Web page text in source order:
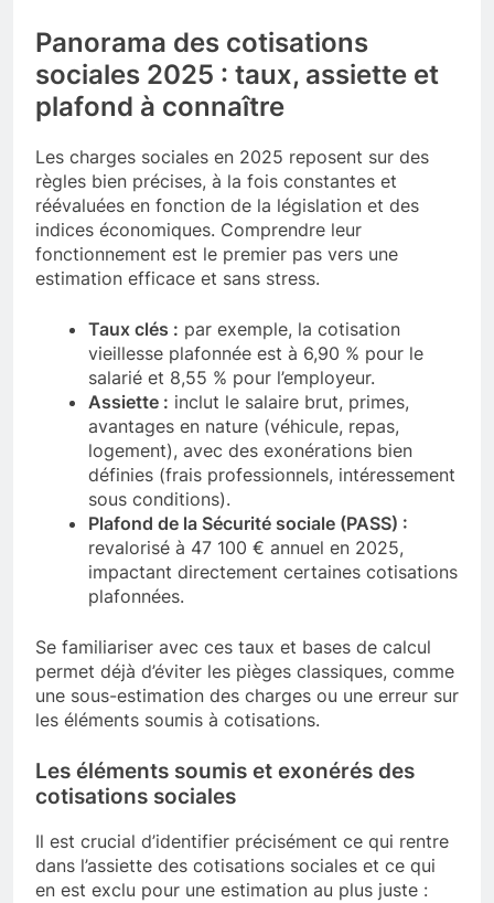
Panorama des cotisations
sociales 2025 : taux, assiette et
plafond à connaître
Les charges sociales en 2025 reposent sur des
règles bien précises, à la fois constantes et
réévaluées en fonction de la législation et des
indices économiques. Comprendre leur
fonctionnement est le premier pas vers une
estimation efficace et sans stress.
Taux clés : par exemple, la cotisation
vieillesse plafonnée est à 6,90 % pour le
salarié et 8,55 % pour l’employeur.
Assiette : inclut le salaire brut, primes,
avantages en nature (véhicule, repas,
logement), avec des exonérations bien
définies (frais professionnels, intéressement
sous conditions).
Plafond de la Sécurité sociale (PASS) :
revalorisé à 47 100 € annuel en 2025,
impactant directement certaines cotisations
plafonnées.
Se familiariser avec ces taux et bases de calcul
permet déjà d’éviter les pièges classiques, comme
une sous-estimation des charges ou une erreur sur
les éléments soumis à cotisations.
Les éléments soumis et exonérés des
cotisations sociales
Il est crucial d’identifier précisément ce qui rentre
dans l’assiette des cotisations sociales et ce qui
en est exclu pour une estimation au plus juste :